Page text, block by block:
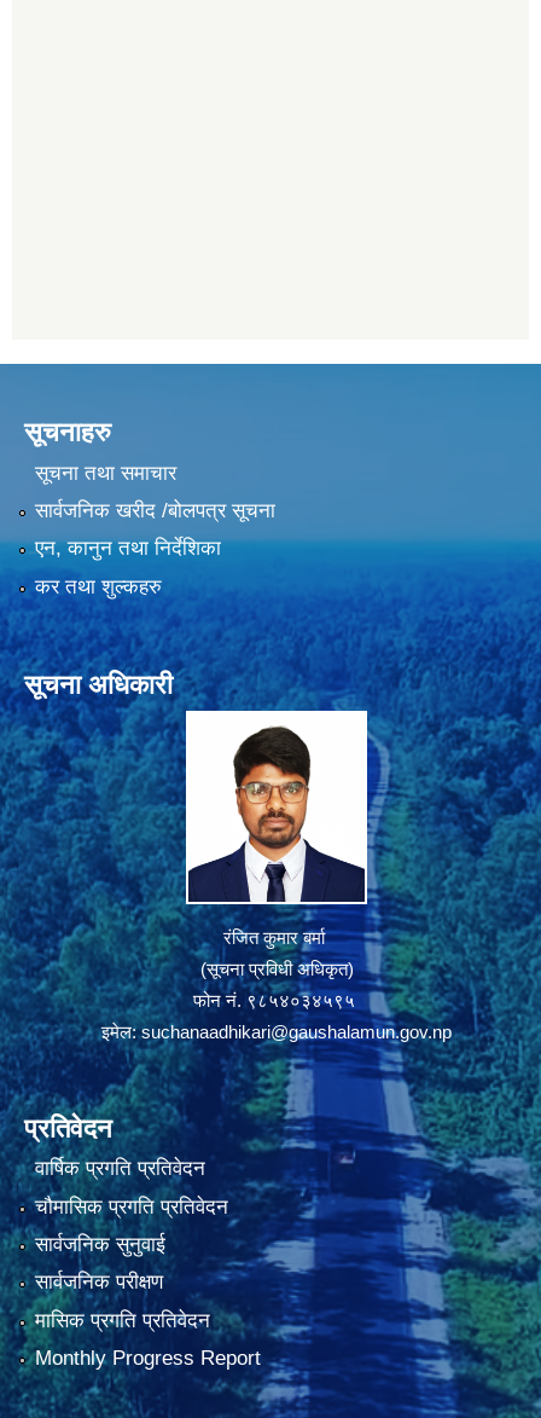
सूचनाहरु
सूचना तथा समाचार
सार्वजनिक खरीद /बोलपत्र सूचना
एन, कानुन तथा निर्देशिका
कर तथा शुल्कहरु
सूचना अधिकारी
रंजित कुमार बर्मा
(सूचना प्रविधी अधिकृत)
फोन नं. ९८५४०३४५९५
इमेल:suchanaadhikari@gaushalamun.gov.np
प्रतिवेदन
वार्षिक प्रगति प्रतिवेदन
चौमासिक प्रगति प्रतिवेदन
सार्वजनिक सुनुवाई
सार्वजनिक परीक्षण
मासिक प्रगति प्रतिवेदन
Monthly Progress Report